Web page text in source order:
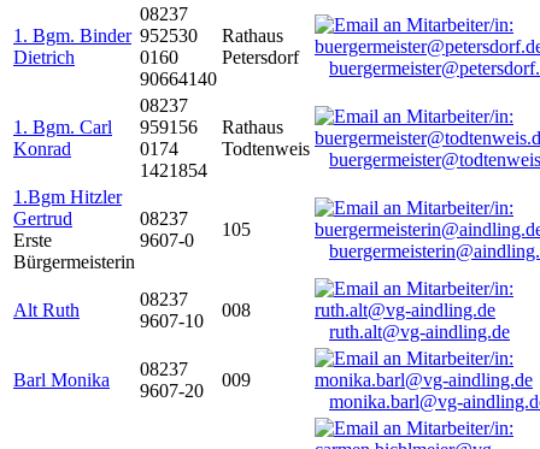
1. Bgm. Binder
Dietrich
08237
952530
0160
90664140
Rathaus
Petersdorf
1. Bgm. Carl
Konrad
08237
959156
0174
1421854
Rathaus
Todtenweis
1.Bgm Hitzler
Gertrud
Erste
Bürgermeisterin
08237
9607-0
105
Alt Ruth
08237
9607-10
008
ruth.alt@vg-aindling.de
Barl Monika
08237
9607-20
009
monika.barl@vg-